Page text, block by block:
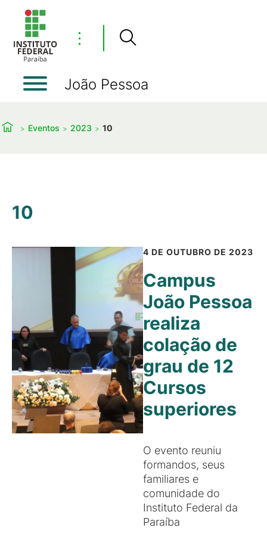
⋮
João Pessoa
Eventos 2023 10
10
4 DE OUTUBRO DE 2023
Campus
João Pessoa
realiza
colação de
grau de 12
Cursos
superiores
O evento reuniu
formandos, seus
familiares e
comunidade do
Instituto Federal da
Paraíba